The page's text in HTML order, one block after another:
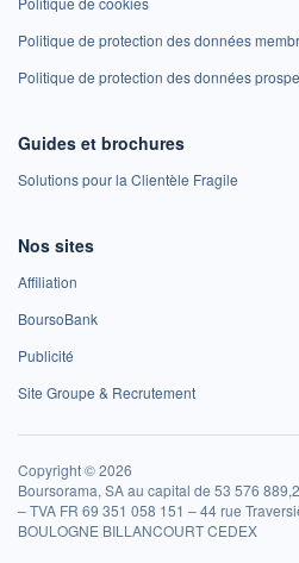
Politique de protection des données
Politique de protection des données
Guides et brochures
Solutions pour la Clientèle Fragile
Nos sites
Affiliation
BoursoBank
Publicité
Site Groupe & Recrutement
Copyright © 2026
Boursorama, SA au capital de 53 576
– TVA FR 69 351 058 151 – 44 rue
BOULOGNE BILLANCOURT CEDEX